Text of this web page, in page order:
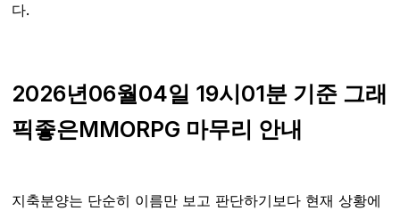
다.
2026년06월04일 19시01분 기준 그래
픽좋은MMORPG 마무리 안내
지축분양는 단순히 이름만 보고 판단하기보다 현재 상황에